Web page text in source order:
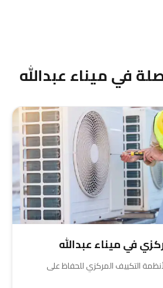
في ميناء عبدالله
في ميناء عبدالله
التكييف المركزي للحفاظ على